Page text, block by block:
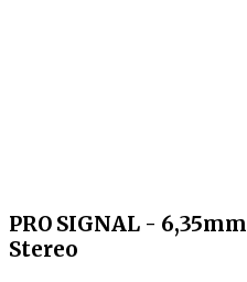
PRO SIGNAL -
Stereo